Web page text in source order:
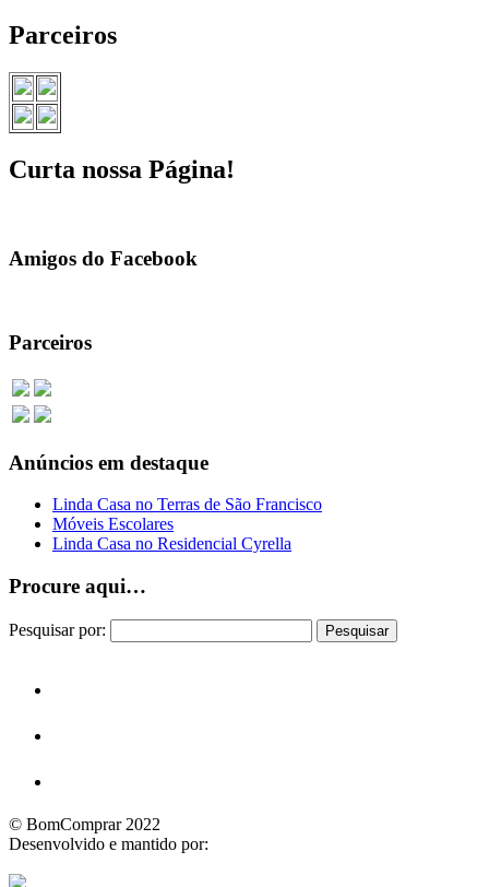
Parceiros
Curta nossa Página!
Amigos do Facebook
Parceiros
Anúncios em destaque
Linda Casa no Terras de São Francisco
Móveis Escolares
Linda Casa no Residencial Cyrella
Procure aqui…
Pesquisar por:
© BomComprar 2022
Desenvolvido e mantido por: